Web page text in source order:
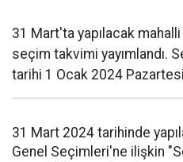
31 Mart'ta yapılacak
seçim takvimi yayımlandı.
tarihi 1 Ocak 2024
31 Mart 2024 tarihinde
Genel Seçimleri'ne ilişkin